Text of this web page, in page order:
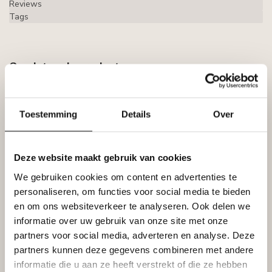
Toestemming Details Over
Deze website maakt gebruik van cookies
We gebruiken cookies om content en advertenties te
personaliseren, om functies voor social media te bieden
en om ons websiteverkeer te analyseren. Ook delen we
informatie over uw gebruik van onze site met onze
partners voor social media, adverteren en analyse. Deze
partners kunnen deze gegevens combineren met andere
informatie die u aan ze heeft verstrekt of die ze hebben
Reviews
Tags
Gerelateerde producten
(40 x 25 mm), polyurethaan,
lengte 2 m
Op voorraad
€15,78
GRAND DECOR
Grand Decor CR710A
hoekbochten (230 x 230 mm),
polyurethaan, set (4 hoeken)
Op voorraad
€40,59
GRAND DECOR
Grand Decor CR710C
hoekbochten (330 x 330 mm),
polyurethaan, set (4 hoeken)
€62,59